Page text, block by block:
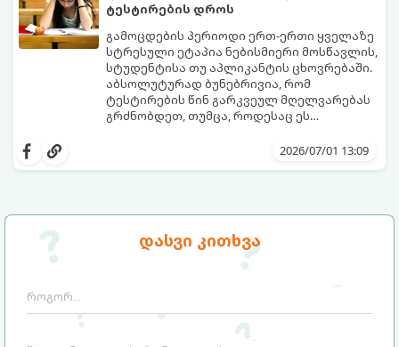
დასვი კითხვა
ტესტირების დროს
გამოცდების პერიოდი ერთ-ერთი ყველაზე
სტრესული ეტაპია ნებისმიერი მოსწავლის,
სტუდენტისა თუ აპლიკანტის ცხოვრებაში.
აბსოლუტურად ბუნებრივია, რომ
ტესტირების წინ გარკვეულ მღელვარებას
გრძნობდეთ, თუმცა, როდესაც ეს
გადადის, ის ბლოკავს ტვინის რესურსებს.
„ბლექაუტის“ ეფექტი).
მხოლოდ ცოდნის ნაკლებობით არ არის
მეცნიერული ხრიკები, რომლებიც
ტესტირებისას მაქსიმალური
კონცენტრაციის შენარჩუნებაში.
როგორ დაამარცხოთ საგამოცდო
2026/07/01 13:09